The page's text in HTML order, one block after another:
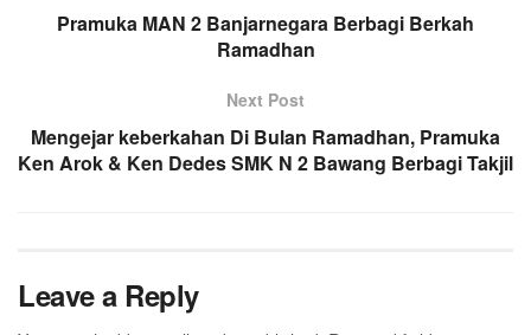
Pramuka MAN 2 Banjarnegara Berbagi Berkah
Ramadhan
Next Post
Mengejar keberkahan Di Bulan Ramadhan, Pramuka
Ken Arok & Ken Dedes SMK N 2 Bawang Berbagi Takjil
Leave a Reply